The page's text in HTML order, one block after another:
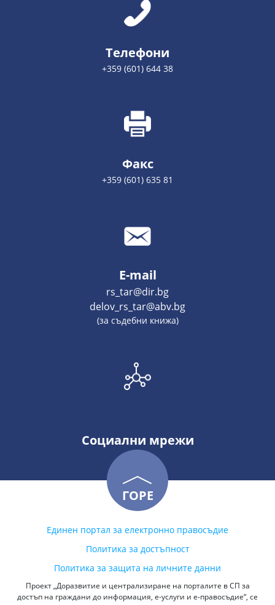
Телефони
+359 (601) 644 38
Факс
+359 (601) 635 81
E-mail
rs_tar@dir.bg
delov_rs_tar@abv.bg
(за съдебни книжа)
Социални мрежи
ГОРЕ
Единен портал за електронно правосъдие
Политика за достъпност
Политика за защита на личните данни
Проект „Доразвитие и централизиране на порталите в СП за
достъп на граждани до информация, е-услуги и е-правосъдие“, се